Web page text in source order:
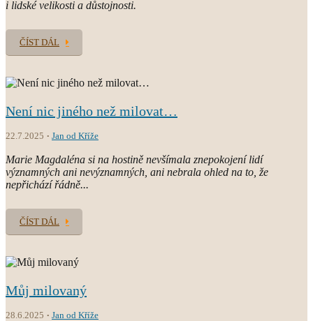
i lidské velikosti a důstojnosti.
ČÍST DÁL
Není nic jiného než milovat…
22.7.2025 Jan od Kříže
Marie Magdaléna si na hostině nevšímala znepokojení lidí
významných ani nevýznamných, ani nebrala ohled na to, že
nepřichází řádně...
ČÍST DÁL
Můj milovaný
28.6.2025 Jan od Kříže